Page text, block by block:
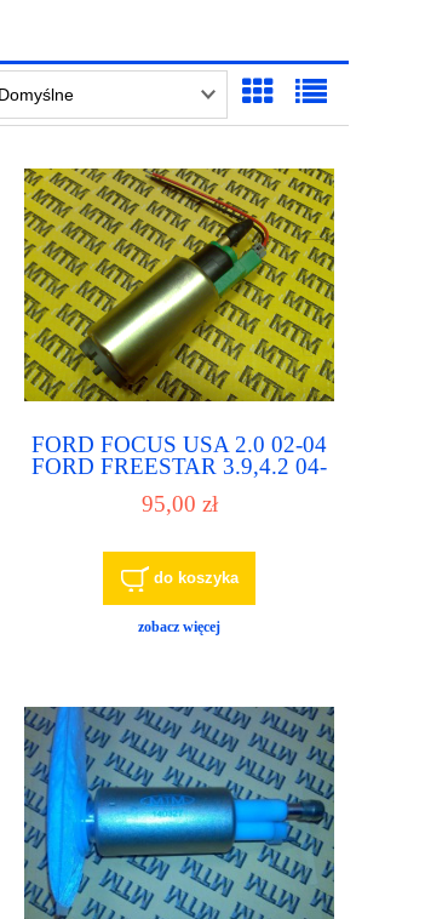
FORD FOCUS USA 2.0 02-04
FORD FREESTAR 3.9,4.2 04-
05-06 pompa paliwa, pompka
95,00 zł
do koszyka
zobacz więcej